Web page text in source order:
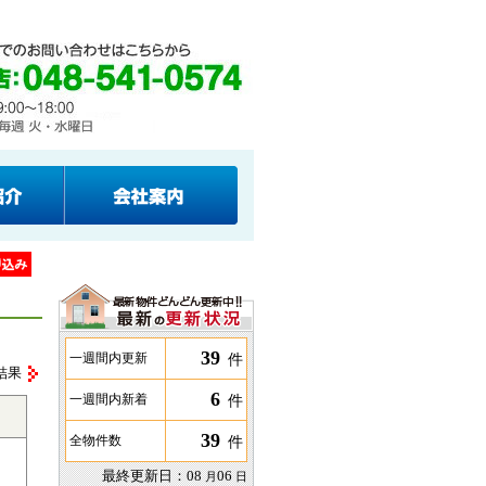
一週間内更新 39 件
一週間内新着 6 件
全物件数 39 件
最終更新日：08 月06 日
果